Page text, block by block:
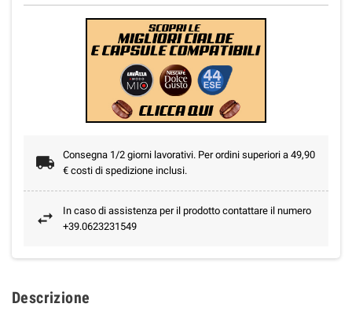
Consegna 1/2 giorni lavorativi. Per ordini superiori a 49,90
€ costi di spedizione inclusi.
In caso di assistenza per il prodotto contattare il numero
+39.0623231549
Descrizione